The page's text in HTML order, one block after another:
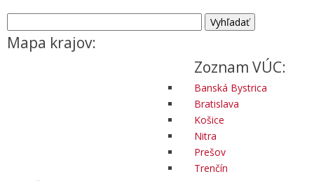
Mapa krajov:
Zoznam VÚC:
Banská Bystrica
Bratislava
Košice
Nitra
Prešov
Trenčín